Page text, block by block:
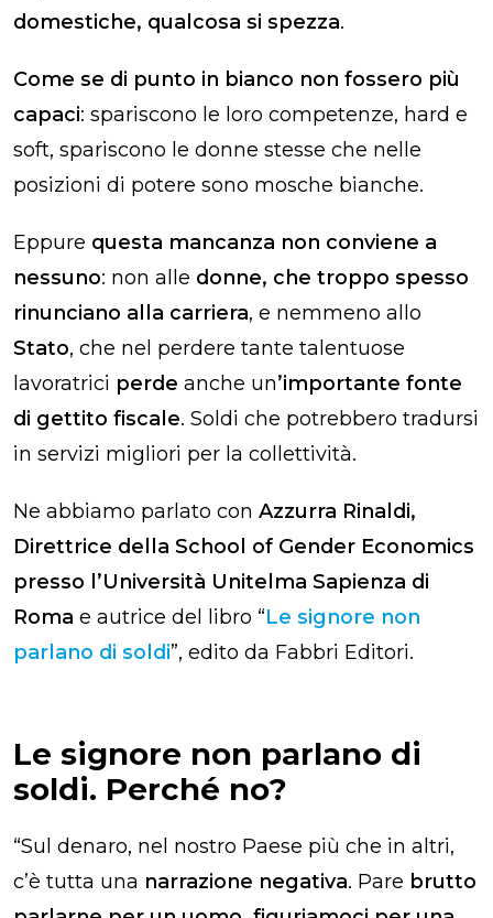
domestiche, qualcosa si spezza.
Come se di punto in bianco non fossero più
capaci: spariscono le loro competenze, hard e
soft, spariscono le donne stesse che nelle
posizioni di potere sono mosche bianche.
Eppure questa mancanza non conviene a
nessuno: non alle donne, che troppo spesso
rinunciano alla carriera, e nemmeno allo
Stato, che nel perdere tante talentuose
lavoratrici perde anche un’importante fonte
di gettito fiscale. Soldi che potrebbero tradursi
in servizi migliori per la collettività.
Ne abbiamo parlato con Azzurra Rinaldi,
Direttrice della School of Gender Economics
presso l’Università Unitelma Sapienza di
Roma e autrice del libro “Le signore non
parlano di soldi”, edito da Fabbri Editori.
Le signore non parlano di
soldi. Perché no?
“Sul denaro, nel nostro Paese più che in altri,
c’è tutta una narrazione negativa. Pare brutto